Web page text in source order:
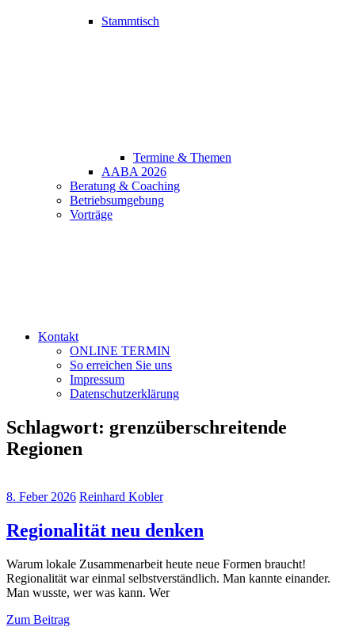
Stammtisch
Termine & Themen
AABA 2026
Beratung & Coaching
Betriebsumgebung
Vorträge
Kontakt
ONLINE TERMIN
So erreichen Sie uns
Impressum
Datenschutzerklärung
Schlagwort: grenzüberschreitende
Regionen
8. Feber 2026 Reinhard Kobler
Regionalität neu denken
Warum lokale Zusammenarbeit heute neue Formen braucht!
Regionalität war einmal selbstverständlich. Man kannte einander.
Man wusste, wer was kann. Wer
Zum Beitrag